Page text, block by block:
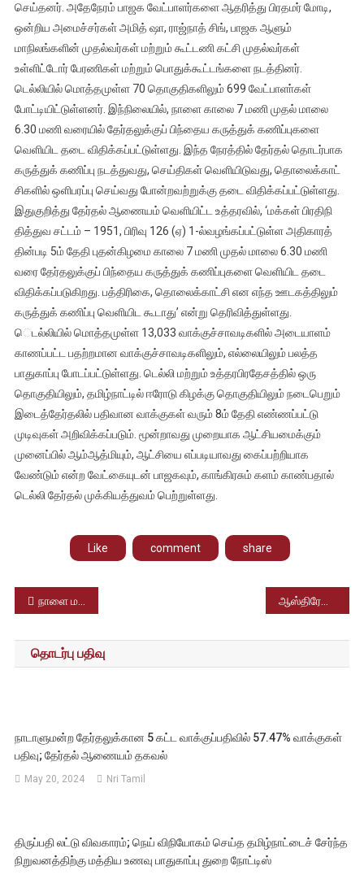
செய்தனர். அதேநேரம் பாஜக வேட்பாளர்களை ஆதரித்து பிரதமர் மோடி,
ஒன்றிய அமைச்சர்கள் அமித் ஷா, ராஜ்நாத் சிங், பாஜக ஆளும்
மாநிலங்களின் முதல்வர்கள் மற்றும் கூட்டணி கட்சி முதல்வர்கள்
உள்ளிட்டோர் பேரணிகள் மற்றும் பொதுக்கூட்டங்களை நடத்தினர்.
டெல்லியில் மொத்தமுள்ள 70 தொகுதிகளிலும் 699 வேட்பாளா்கள்
போட்டியிட்டுள்ளனர். இந்நிலையில், நாளை காலை 7 மணி முதல் மாலை
6.30 மணி வரையில் தேர்​தலுக்​குப் பிந்தைய கருத்​துக் கணிப்புகளை
வெளியிட தடை விதிக்​கப்​பட்​டுள்​ளது. இந்த நேரத்​தில் தேர்தல் தொடர்பாக
கருத்​துக் கணிப்பு நடத்து​வது, செய்திகள் வெளி​யிடு​வது, தொலைக்​காட்​
சிகளில் ஒளிபரப்பு செய்வது போன்ற​வற்றுக்கு தடை விதிக்​கப்​பட்​டுள்​ளது.
இதுகுறித்து தேர்தல் ஆணையம் வெளி​யிட்ட உத்தர​வில், ‘மக்கள் பிரதி​நி​
தித்துவ சட்டம் – 1951, பிரிவு 126 (ஏ) 1-ல்வழங்​கப்​பட்​டுள்ள அதிகாரத்​
தின்படி 5ம் தேதி புதன்​கிழமை காலை 7 மணி முதல் மாலை 6.30 மணி
வரை தேர்​தலுக்​குப் பிந்தைய கருத்​துக் கணிப்புகளை வெளியிட தடை
விதிக்​கப்​படு​கிறது. பத்திரிகை, தொலைக்​காட்சி என எந்த ஊடகத்​தி​லும்
கருத்​துக் கணிப்பு வெளியிட கூடாது’ என்று தெரிவித்துள்ளது.
ெடல்லியில் மொத்தமுள்ள 13,033 வாக்குச்சாவடிகளில் அடையாளம்
காணப்பட்ட பதற்றமான வாக்குச்சாவடிகளிலும், எல்லையிலும் பலத்த
பாதுகாப்பு போடப்பட்டுள்ளது. டெல்லி மற்றும் உத்தரபிரதேசத்தில் ஒரு
தொகுதியிலும், தமிழ்நாட்டில் ஈரோடு கிழக்கு தொகுதியிலும் நடைபெறும்
இடைத்​தேர்​தலில் பதிவான வாக்குகள் வரும் 8ம் தேதி எண்​ணப்பட்டு
முடிவுகள் அறிவிக்கப்படும். மூன்றாவது முறையாக ஆட்சியமைக்கும்
முனைப்பில் ஆம்ஆத்மியும், ஆட்சியை எப்படியாவது கைப்பற்றியாக
வேண்டும் என்ற வேட்கையுடன் பாஜகவும், காங்கிரசும் களம் காண்பதால்
டெல்லி தேர்தல் முக்கியத்துவம் பெற்றுள்ளது.
Like comment share
Post
navigation
நாளை மகா கும்பமேளாவில் புனித நீராடும் பிரதமர் மோடி. ஆஸ்திரேலியா ஓபன் டென்னிஸ் 2025: போலந்து வீரங்கனை மேடிசன் கீஸ், அரினா சபலென்காவை வீழ்த்தி சாம்பியன் பட்டத்தை வென்றார்
தொடர்பு பதிவு
நாடாளுமன்ற தேர்தலுக்கான 5 கட்ட வாக்குப்பதிவில் 57.47% வாக்குகள்
பதிவு; தேர்தல் ஆணையம் தகவல்
May 20, 2024 Nri Tamil
திருப்பதி லட்டு விவகாரம்; நெய் விநியோகம் செய்த தமிழ்நாட்டைச் சேர்ந்த
நிறுவனத்திற்கு மத்திய உணவு பாதுகாப்பு துறை நோட்டிஸ்